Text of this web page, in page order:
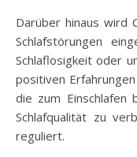
Darüber hinaus wird
Schlafstörungen
Schlaflosigkeit oder
positiven
die zum Einschlafen
Schlafqualität zu
reguliert.